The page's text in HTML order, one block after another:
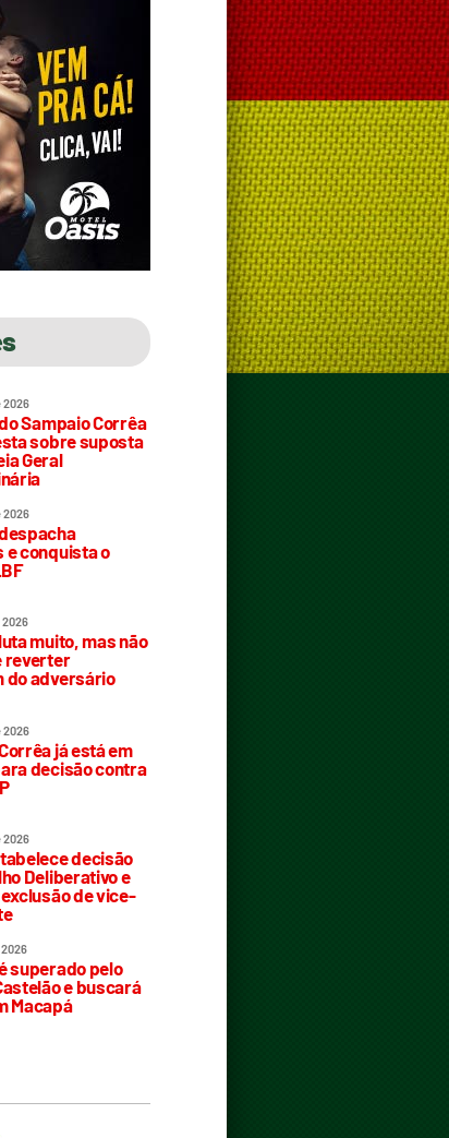
2026
Sampaio Corrêa
sobre suposta
Geral
2026
e conquista o
2026
muito, mas não
reverter
do adversário
2026
já está em
decisão contra
2026
decisão
Deliberativo e
de vice-
2026
superado pelo
e buscará
Macapá